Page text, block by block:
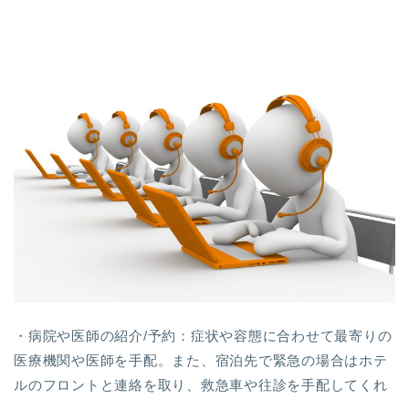
・病院や医師の紹介/予約：症状や容態に合わせて最寄りの
医療機関や医師を手配。また、宿泊先で緊急の場合はホテ
ルのフロントと連絡を取り、救急車や往診を手配してくれ